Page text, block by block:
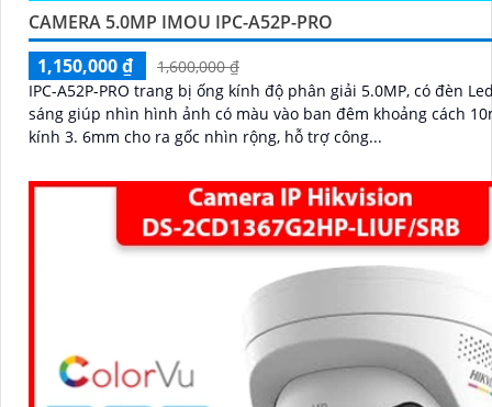
CAMERA 5.0MP IMOU IPC-A52P-PRO
1,150,000 ₫
1,600,000 ₫
IPC-A52P-PRO trang bị ống kính độ phân giải 5.0MP, có đèn
sáng giúp nhìn hình ảnh có màu vào ban đêm khoảng cách
kính 3. 6mm cho ra gốc nhìn rộng, hỗ trợ công...